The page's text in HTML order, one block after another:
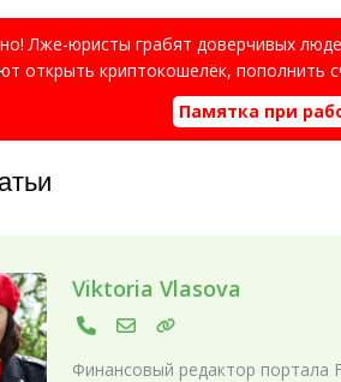
Лже-юристы грабят доверчивых
открыть криптокошелёк, пополнить
Памятка при
Viktoria Vlasova
Финансовый редактор портала